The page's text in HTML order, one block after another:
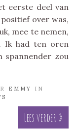
eerste deel van
over was,
mee te nemen,
Ik had ten oren
spannender zou
EMMY
IN
Lees verder »